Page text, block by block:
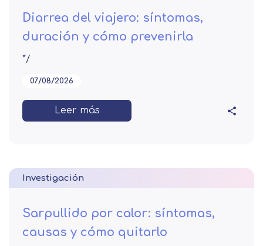
Diarrea del viajero: síntomas,
duración y cómo prevenirla
*/
07/08/2026
Leer más
Investigación
Sarpullido por calor: síntomas,
causas y cómo quitarlo